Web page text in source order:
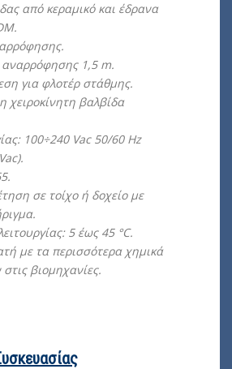
από κεραμικό και έδρανα
1,5 m.
για φλοτέρ στάθμης.
βαλβίδα
100÷240 Vac 50/60 Ηz
σε τοίχο ή δοχείο με
5 έως 45 °C.
με τα περισσότερα χημικά
βιομηχανίες.